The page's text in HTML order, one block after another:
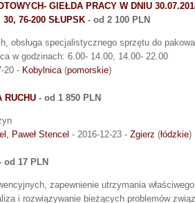
GIEŁDA PRACY W DNIU
76-200 SŁUPSK - od 2 100 PLN
obsługa specjalistycznego sprzętu do
w godzinach: 6.00- 14.00, 14.00- 22.00
20 - Kobylnica(pomorskie)
RUCHU - od 1 850 PLN
Paweł Stencel - 2016-12-23 - Zgierz (łódzkie)
od 17 PLN
zapewnienie utrzymania
i rozwiązywanie bieżących problemów